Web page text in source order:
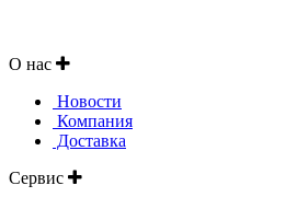
О нас
Новости
Компания
Доставка
Сервис